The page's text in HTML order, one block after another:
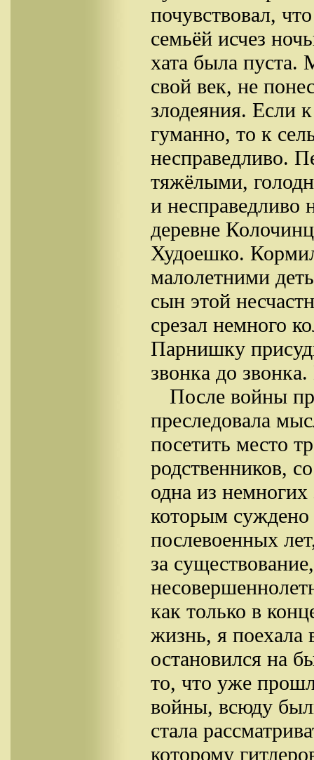
почувствовал,
семьёй исчез
хата была
свой век, не
злодеяния. Если
гуманно, то к
несправедливо.
тяжёлыми,
и несправедливо
деревне
Худоешко.
малолетними
сын этой
срезал немного
Парнишку
звонка до
После войны
преследовала
посетить место
родственников,
одна из
которым
послевоенных
за
как только в
жизнь, я поехала
остановился на
то, что уже
войны, всюду
стала
которому